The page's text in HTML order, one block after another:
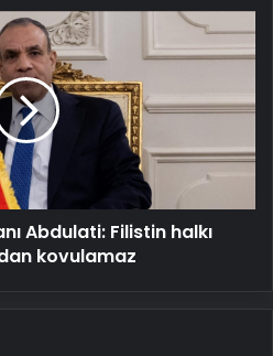
Abdulati: Filistin halkı
kovulamaz